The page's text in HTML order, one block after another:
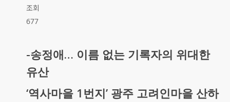
조회
677
-송정애… 이름 없는 기록자의 위대한
유산
‘역사마을 1번지’ 광주 고려인마을 산하